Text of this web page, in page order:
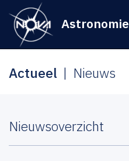
Astronomie
Actueel Nieuws
Nieuwsoverzicht